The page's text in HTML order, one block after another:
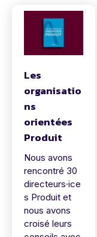
Les
organisatio
ns
orientées
Produit
Nous avons
rencontré 30
directeurs·ice
s Produit et
nous avons
croisé leurs